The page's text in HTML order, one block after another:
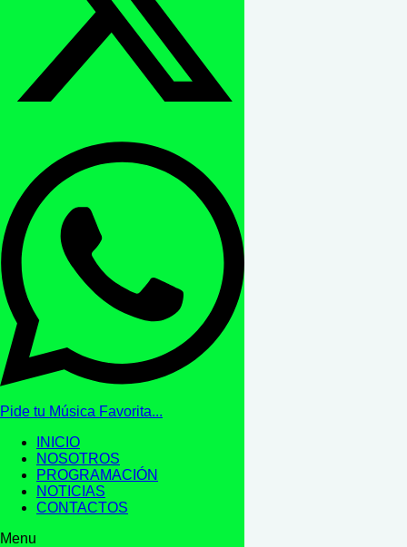
Pide tu Música Favorita...
INICIO
NOSOTROS
PROGRAMACIÓN
NOTICIAS
CONTACTOS
Menu